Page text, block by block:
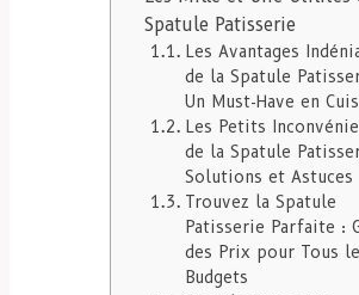
Spatule Patisserie
Les Avantages
de la Spatule
Un Must-Have en
Les Petits
de la Spatule
Solutions et Astuces
Trouvez la Spatule
Patisserie Parfaite :
des Prix pour Tous
Budgets